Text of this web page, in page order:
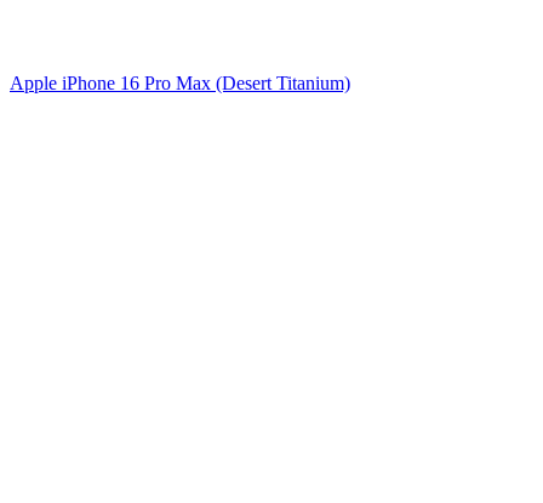
Apple iPhone 16 Pro Max (Desert Titanium)